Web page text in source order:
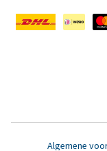
Algemene